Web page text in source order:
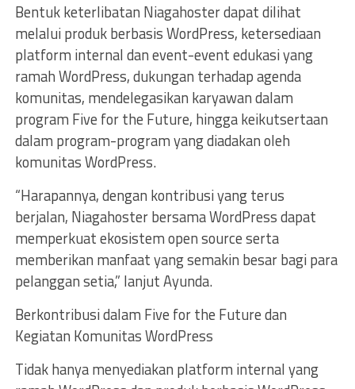
Bentuk keterlibatan Niagahoster dapat dilihat
melalui produk berbasis WordPress, ketersediaan
platform internal dan event-event edukasi yang
ramah WordPress, dukungan terhadap agenda
komunitas, mendelegasikan karyawan dalam
program Five for the Future, hingga keikutsertaan
dalam program-program yang diadakan oleh
komunitas WordPress.
“Harapannya, dengan kontribusi yang terus
berjalan, Niagahoster bersama WordPress dapat
memperkuat ekosistem open source serta
memberikan manfaat yang semakin besar bagi para
pelanggan setia,” lanjut Ayunda.
Berkontribusi dalam Five for the Future dan
Kegiatan Komunitas WordPress
Tidak hanya menyediakan platform internal yang